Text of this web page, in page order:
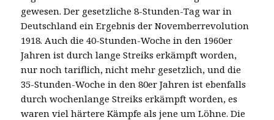
gewesen. Der gesetzliche 8-Stunden-Tag war in
Deutschland ein Ergebnis der Novemberrevolution
1918. Auch die 40-Stunden-Woche in den 1960er
Jahren ist durch lange Streiks erkämpft worden,
nur noch tariflich, nicht mehr gesetzlich, und die
35-Stunden-Woche in den 80er Jahren ist ebenfalls
durch wochenlange Streiks erkämpft worden, es
waren viel härtere Kämpfe als jene um Löhne. Die